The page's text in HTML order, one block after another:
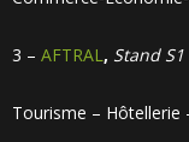
3 – AFTRAL, Stand S1
Tourisme – Hôtellerie